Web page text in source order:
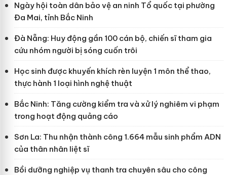
Ngày hội toàn dân bảo vệ an ninh Tổ quốc tại phường
Đa Mai, tỉnh Bắc Ninh
Đà Nẵng: Huy động gần 100 cán bộ, chiến sĩ tham gia
cứu nhóm người bị sóng cuốn trôi
Học sinh được khuyến khích rèn luyện 1 môn thể thao,
thực hành 1 loại hình nghệ thuật
Bắc Ninh: Tăng cường kiểm tra và xử lý nghiêm vi phạm
trong hoạt động quảng cáo
Sơn La: Thu nhận thành công 1.664 mẫu sinh phẩm ADN
của thân nhân liệt sĩ
Bồi dưỡng nghiệp vụ thanh tra chuyên sâu cho công